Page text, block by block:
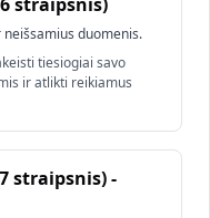
duomenis.
tiesiogiai savo
ir atlikti reikiamus
straipsnis) -